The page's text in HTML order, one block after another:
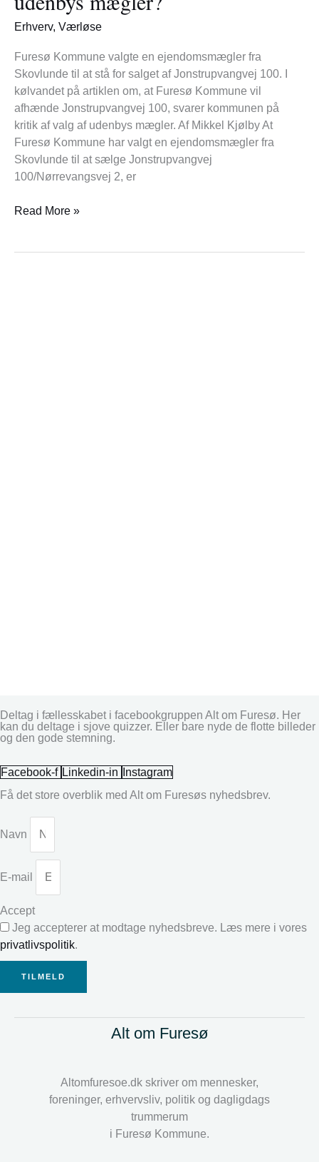
Erhverv, Værløse
Furesø Kommune valgte en ejendomsmægler fra
Skovlunde til at stå for salget af Jonstrupvangvej 100. I
kølvandet på artiklen om, at Furesø Kommune vil
afhænde Jonstrupvangvej 100, svarer kommunen på
kritik af valg af udenbys mægler. Af Mikkel Kjølby At
Furesø Kommune har valgt en ejendomsmægler fra
Skovlunde til at sælge Jonstrupvangvej
100/Nørrevangsvej 2, er
udenbys
mægler?
Read More »
Deltag i fællesskabet i facebookgruppen Alt om Furesø. Her
kan du deltage i sjove quizzer. Eller bare nyde de flotte billeder
og den gode stemning.
Facebook-f Linkedin-in
Instagram
Få det store overblik med Alt om Furesøs nyhedsbrev.
Navn
E-mail
Accept
Jeg accepterer at modtage nyhedsbreve. Læs mere i vores
privatlivspolitik.
TILMELD
Alt om Furesø
Altomfuresoe.dk skriver om mennesker,
foreninger, erhvervsliv, politik og dagligdags
trummerum
i Furesø Kommune.